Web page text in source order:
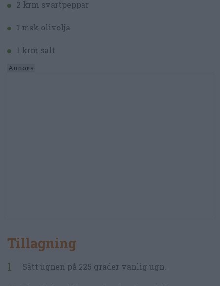
2 krm svartpeppar
1 msk olivolja
1 krm salt
Tillagning
Sätt ugnen på 225 grader vanlig ugn.